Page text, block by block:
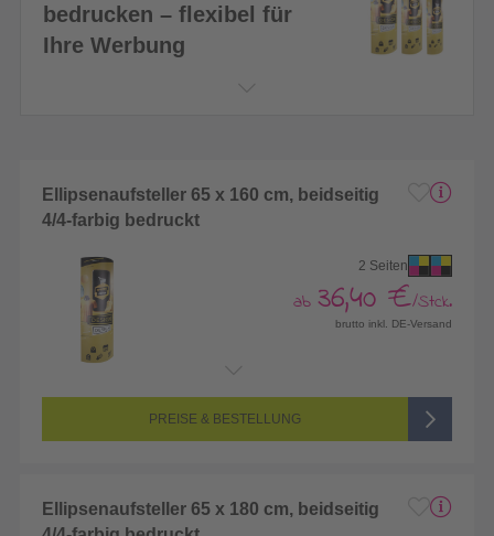
bedrucken – flexibel für
Ihre Werbung
Ellipsenaufsteller 65 x 160 cm, beidseitig
4/4-farbig bedruckt
2 Seiten
ab 36,40 €/Stck.
brutto inkl. DE-Versand
Seitenanzahl: 2-seitig (Vorderseite und Rückseite bedruckt)
4/4-farbig CMYK (vollfarbig bedruckt)
PREISE & BESTELLUNG
Ellipsenaufsteller 65 x 180 cm, beidseitig